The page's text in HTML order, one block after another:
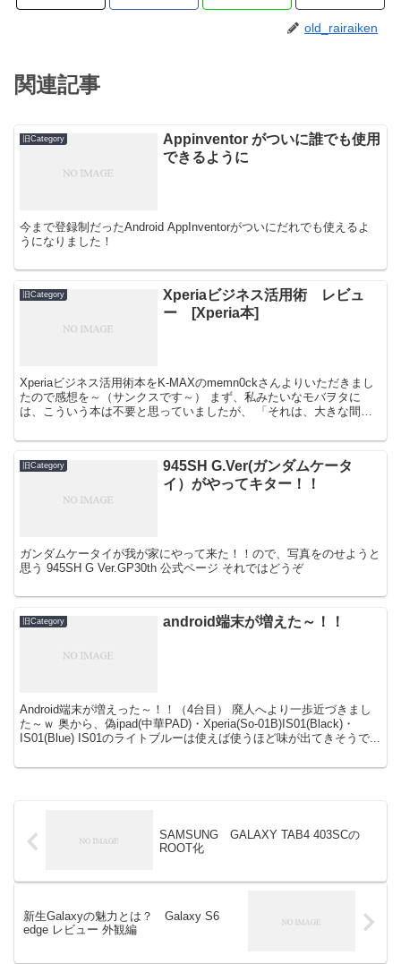
old_rairaiken
関連記事
旧Category
Appinventor がついに誰でも使用
できるように
今まで登録制だったAndroid AppInventorがついにだれでも使えるよ
うになりました！
旧Category
Xperiaビジネス活用術 レビュ
ー [Xperia本]
Xperiaビジネス活用術本をK-MAXのmemn0ckさんよりいただきまし
たので感想を～（サンクスです～） まず、私みたいなモバヲタに
は、こういう本は不要と思っていましたが、 「それは、大きな間違
旧Category
945SH G.Ver(ガンダムケータ
イ）がやってキター！！
ガンダムケータイが我が家にやって来た！！ので、写真をのせようと
思う 945SH G Ver.GP30th 公式ページ それではどうぞ
旧Category android端末が増えた～！！
Android端末が増えった～！！（4台目） 廃人へより一歩近づきまし
た～ｗ 奥から、偽ipad(中華PAD)・Xperia(So-01B)IS01(Black)・
IS01(Blue) IS01のライトブルーは使えば使うほど味が出てきそうで...
SAMSUNG GALAXY TAB4 403SCの
ROOT化
新生Galaxyの魅力とは？ Galaxy S6
edge レビュー 外観編